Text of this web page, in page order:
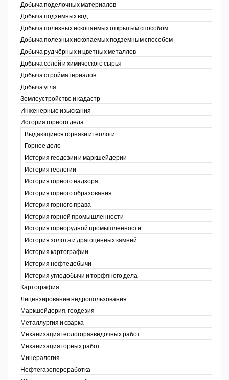
Добыча поделочных материалов
Добыча подземных вод
Добыча полезных ископаемых открытым способом
Добыча полезных ископаемых подземным способом
Добыча руд чёрных и цветных металлов
Добыча солей и химического сырья
Добыча стройматериалов
Добыча угля
Землеустройство и кадастр
Инженерные изыскания
История горного дела
Выдающиеся горняки и геологи
Горное дело
История геодезии и маркшейдерии
История геологии
История горного надзора
История горного образования
История горного права
История горной промышленности
История горнорудной промышленности
История золота и драгоценных камней
История картографии
История нефтедобычи
История угледобычи и торфяного дела
Картография
Лицензирование недропользования
Маркшейдерия, геодезия
Металлургия и сварка
Механизация геологоразведочных работ
Механизация горных работ
Минералогия
Нефтегазопереработка
Coal People Magazine
PWC